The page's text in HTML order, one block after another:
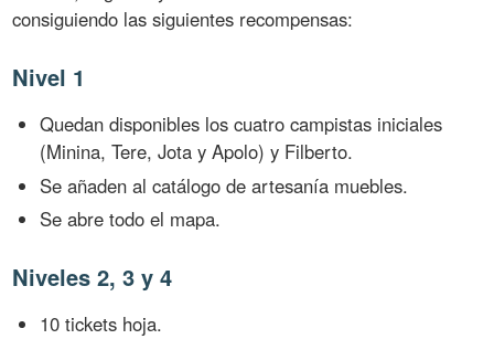
consiguiendo las siguientes recompensas:
Nivel 1
Quedan disponibles los cuatro campistas iniciales
(Minina, Tere, Jota y Apolo) y Filberto.
Se añaden al catálogo de artesanía muebles.
Se abre todo el mapa.
Niveles 2, 3 y 4
10 tickets hoja.